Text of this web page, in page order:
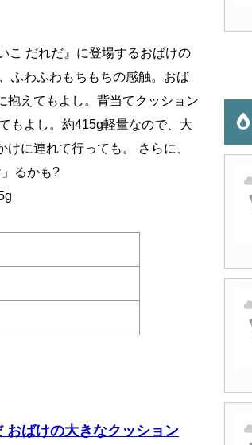
こ だれだ』に登場するおばけの
ふわふわもちもちの感触。おば
抱えてもよし。背当てクッション
もよし。約415g軽量なので、大
に連れて行っても。 さらに、
るかも?
おばけの大きなクッション